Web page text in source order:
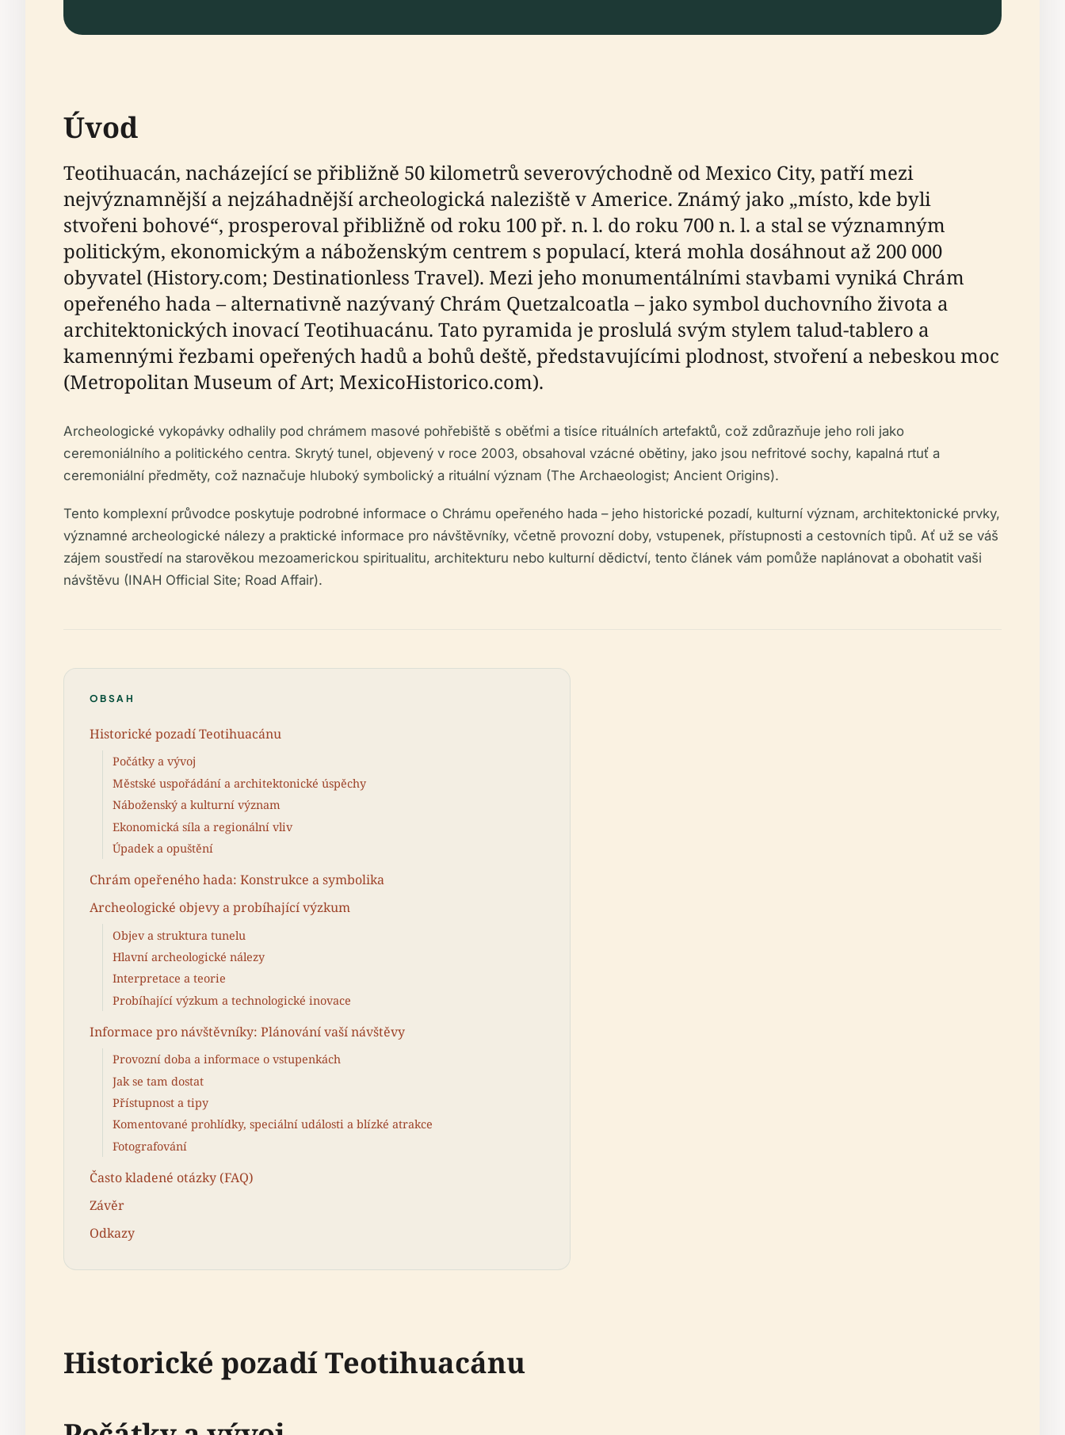
Úvod
Teotihuacán, nacházející se přibližně 50 kilometrů severovýchodně od Mexico City, patří mezi
nejvýznamnější a nejzáhadnější archeologická naleziště v Americe. Známý jako „místo, kde byli
stvořeni bohové“, prosperoval přibližně od roku 100 př. n. l. do roku 700 n. l. a stal se významným
politickým, ekonomickým a náboženským centrem s populací, která mohla dosáhnout až 200 000
obyvatel (History.com; Destinationless Travel). Mezi jeho monumentálními stavbami vyniká Chrám
opeřeného hada – alternativně nazývaný Chrám Quetzalcoatla – jako symbol duchovního života a
architektonických inovací Teotihuacánu. Tato pyramida je proslulá svým stylem talud-tablero a
kamennými řezbami opeřených hadů a bohů deště, představujícími plodnost, stvoření a nebeskou moc
(Metropolitan Museum of Art; MexicoHistorico.com).
Archeologické vykopávky odhalily pod chrámem masové pohřebiště s oběťmi a tisíce rituálních artefaktů, což zdůrazňuje jeho roli jako
ceremoniálního a politického centra. Skrytý tunel, objevený v roce 2003, obsahoval vzácné obětiny, jako jsou nefritové sochy, kapalná rtuť a
ceremoniální předměty, což naznačuje hluboký symbolický a rituální význam (The Archaeologist; Ancient Origins).
Tento komplexní průvodce poskytuje podrobné informace o Chrámu opeřeného hada – jeho historické pozadí, kulturní význam, architektonické prvky,
významné archeologické nálezy a praktické informace pro návštěvníky, včetně provozní doby, vstupenek, přístupnosti a cestovních tipů. Ať už se váš
zájem soustředí na starověkou mezoamerickou spiritualitu, architekturu nebo kulturní dědictví, tento článek vám pomůže naplánovat a obohatit vaši
návštěvu (INAH Official Site; Road Affair).
OBSAH
Historické pozadí Teotihuacánu
Počátky a vývoj
Městské uspořádání a architektonické úspěchy
Náboženský a kulturní význam
Ekonomická síla a regionální vliv
Úpadek a opuštění
Chrám opeřeného hada: Konstrukce a symbolika
Archeologické objevy a probíhající výzkum
Objev a struktura tunelu
Hlavní archeologické nálezy
Interpretace a teorie
Probíhající výzkum a technologické inovace
Informace pro návštěvníky: Plánování vaší návštěvy
Provozní doba a informace o vstupenkách
Jak se tam dostat
Přístupnost a tipy
Komentované prohlídky, speciální události a blízké atrakce
Fotografování
Často kladené otázky (FAQ)
Závěr
Odkazy
Historické pozadí Teotihuacánu